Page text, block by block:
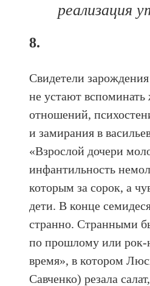
реализация
8.
Свидетели
не устают вспоминать
отношений,
и замирания в
«Взрослой дочери
инфантильность
которым за сорок, а
дети. В конце
странно. Странными
по прошлому или рок-
время», в котором
Савченко) резала